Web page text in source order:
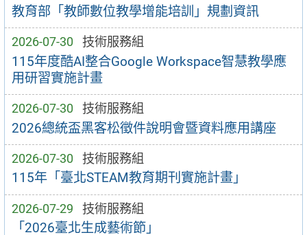
教育部「教師數位教學增能培訓」規劃資訊
2026-07-30 技術服務組
115年度酷AI整合Google Workspace智慧教學應
用研習實施計畫
2026-07-30 技術服務組
2026總統盃黑客松徵件說明會暨資料應用講座
2026-07-30 技術服務組
115年「臺北STEAM教育期刊實施計畫」
2026-07-29 技術服務組
「2026臺北生成藝術節」